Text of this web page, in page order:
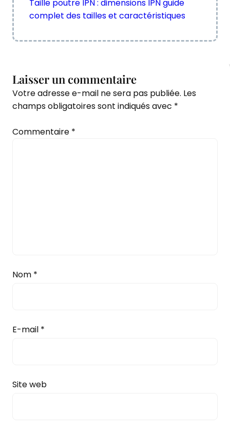
Taille poutre IPN : dimensions IPN guide
complet des tailles et caractéristiques
Laisser un commentaire
Votre adresse e-mail ne sera pas publiée. Les
champs obligatoires sont indiqués avec *
Commentaire *
Nom *
E-mail *
Site web